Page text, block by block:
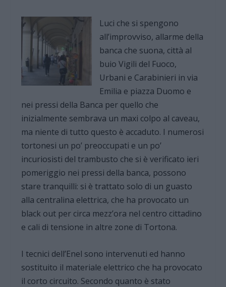
Luci che si spengono
all’improvviso, allarme della
banca che suona, città al
buio Vigili del Fuoco,
Urbani e Carabinieri in via
Emilia e piazza Duomo e
nei pressi della Banca per quello che
inizialmente sembrava un maxi colpo al caveau,
ma niente di tutto questo è accaduto. I numerosi
tortonesi un po’ preoccupati e un po’
incuriosisti del trambusto che si è verificato ieri
pomeriggio nei pressi della banca, possono
stare tranquilli: si è trattato solo di un guasto
alla centralina elettrica, che ha provocato un
black out per circa mezz’ora nel centro cittadino
e cali di tensione in altre zone di Tortona.
I tecnici dell’Enel sono intervenuti ed hanno
sostituito il materiale elettrico che ha provocato
il corto circuito. Secondo quanto è stato